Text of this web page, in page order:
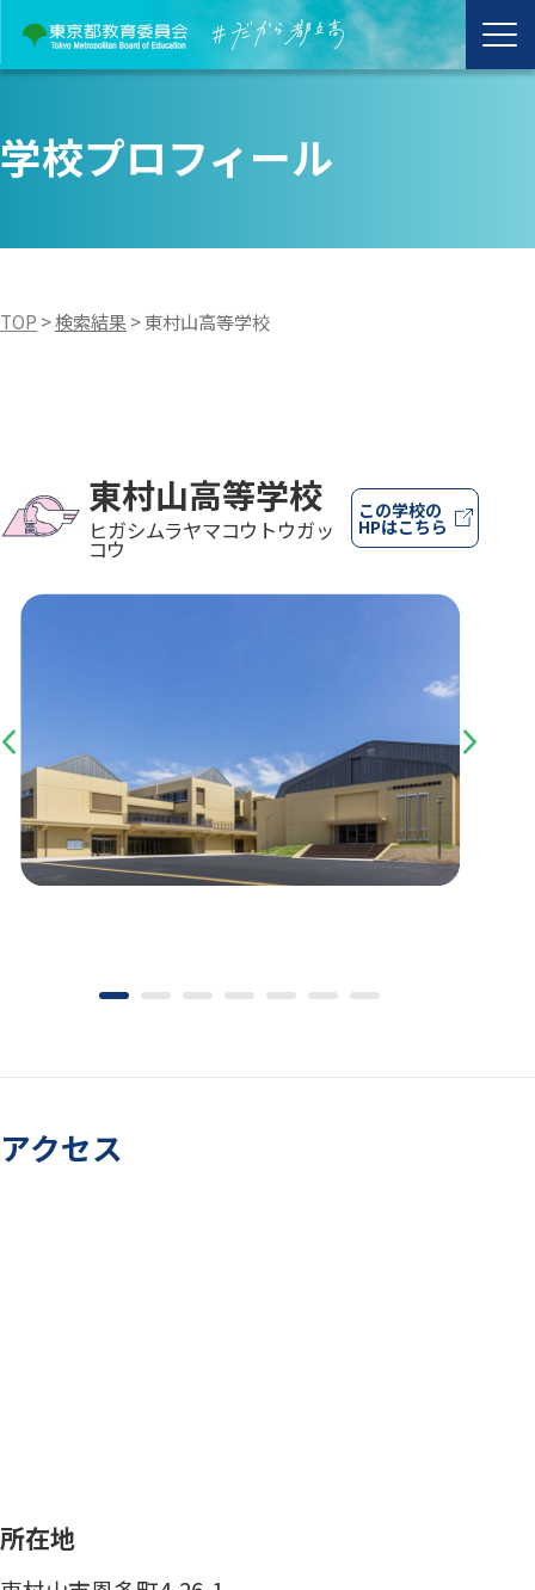
学校プロフィール
TOP >検索結果 >東村山高等学校
東村山高等学校
ヒガシムラヤマコウトウガッ
コウ
この学校の
HPはこちら
Previous Next
アクセス
所在地